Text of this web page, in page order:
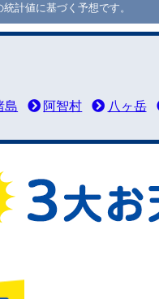
計値に基づく予想です。
島 阿智村 八ヶ岳